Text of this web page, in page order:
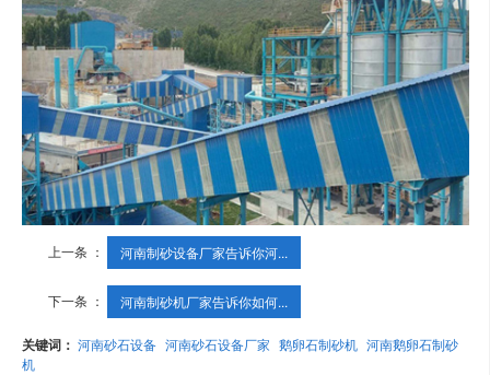
上一条 ： 河南制砂设备厂家告诉你河...
下一条 ： 河南制砂机厂家告诉你如何...
关键词： 河南砂石设备 河南砂石设备厂家 鹅卵石制砂机 河南鹅卵石制砂
机